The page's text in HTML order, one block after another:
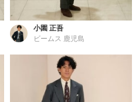
小園 正吾
ビームス 鹿児島